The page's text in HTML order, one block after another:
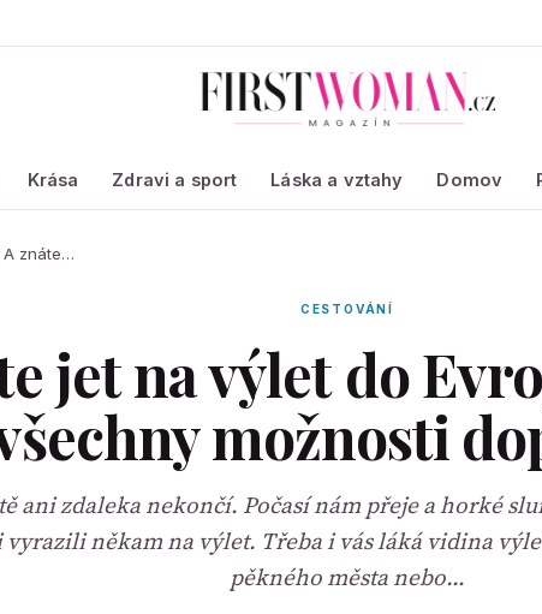
Krása Zdravi a sport Láska a vztahy Domov
A znáte…
CESTOVÁNÍ
jet na výlet do
možnosti
ani zdaleka nekončí. Počasí nám přeje a horké
vyrazili někam na výlet. Třeba i vás láká vidina
pěkného města nebo…